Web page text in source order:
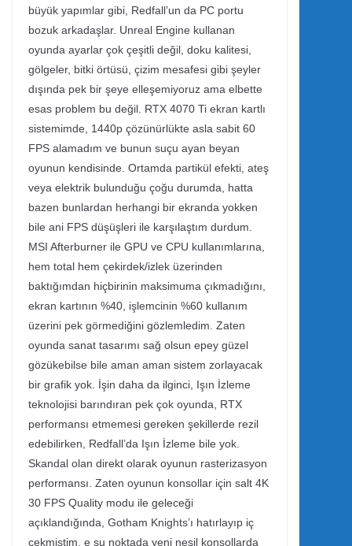
büyük yapımlar gibi, Redfall’un da PC portu
bozuk arkadaşlar. Unreal Engine kullanan
oyunda ayarlar çok çeşitli değil, doku kalitesi,
gölgeler, bitki örtüsü, çizim mesafesi gibi şeyler
dışında pek bir şeye elleşemiyoruz ama elbette
esas problem bu değil. RTX 4070 Ti ekran kartlı
sistemimde, 1440p çözünürlükte asla sabit 60
FPS alamadım ve bunun suçu ayan beyan
oyunun kendisinde. Ortamda partikül efekti, ateş
veya elektrik bulunduğu çoğu durumda, hatta
bazen bunlardan herhangi bir ekranda yokken
bile ani FPS düşüşleri ile karşılaştım durdum.
MSI Afterburner ile GPU ve CPU kullanımlarına,
hem total hem çekirdek/izlek üzerinden
baktığımdan hiçbirinin maksimuma çıkmadığını,
ekran kartının %40, işlemcinin %60 kullanım
üzerini pek görmediğini gözlemledim. Zaten
oyunda sanat tasarımı sağ olsun epey güzel
gözükebilse bile aman aman sistem zorlayacak
bir grafik yok. İşin daha da ilginci, Işın İzleme
teknolojisi barındıran pek çok oyunda, RTX
performansı etmemesi gereken şekillerde rezil
edebilirken, Redfall’da Işın İzleme bile yok.
Skandal olan direkt olarak oyunun rasterizasyon
performansı. Zaten oyunun konsollar için salt 4K
30 FPS Quality modu ile geleceği
açıklandığında, Gotham Knights’ı hatırlayıp iç
çekmiştim, e şu noktada yeni nesil konsollarda